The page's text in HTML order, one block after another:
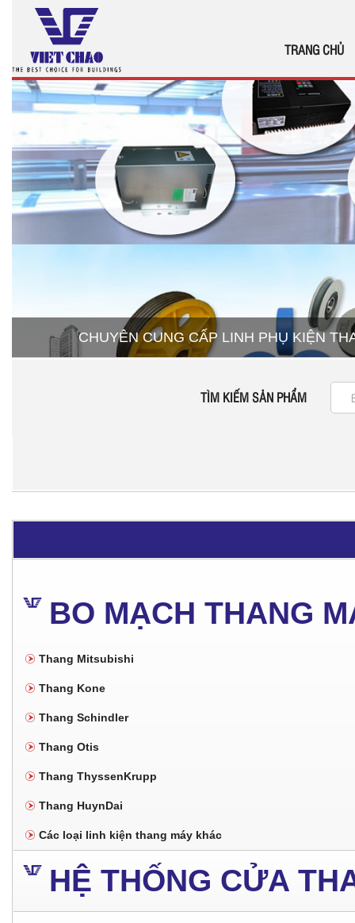
TRANG CHỦ
CHUYÊN CUNG CẤP LINH PHỤ KIỆN
TÌM KIẾM SẢN PHẨM
BO MẠCH THANG
Thang Mitsubishi
Thang Kone
Thang Schindler
Thang Otis
Thang ThyssenKrupp
Thang HuynDai
Các loại linh kiện thang máy khác
HỆ THỐNG CỬA